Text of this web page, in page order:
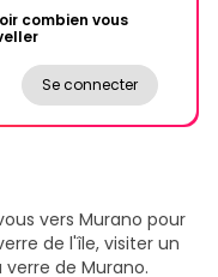
combien vous
Se connecter
vers Murano pour
de l'île, visiter un
de Murano.